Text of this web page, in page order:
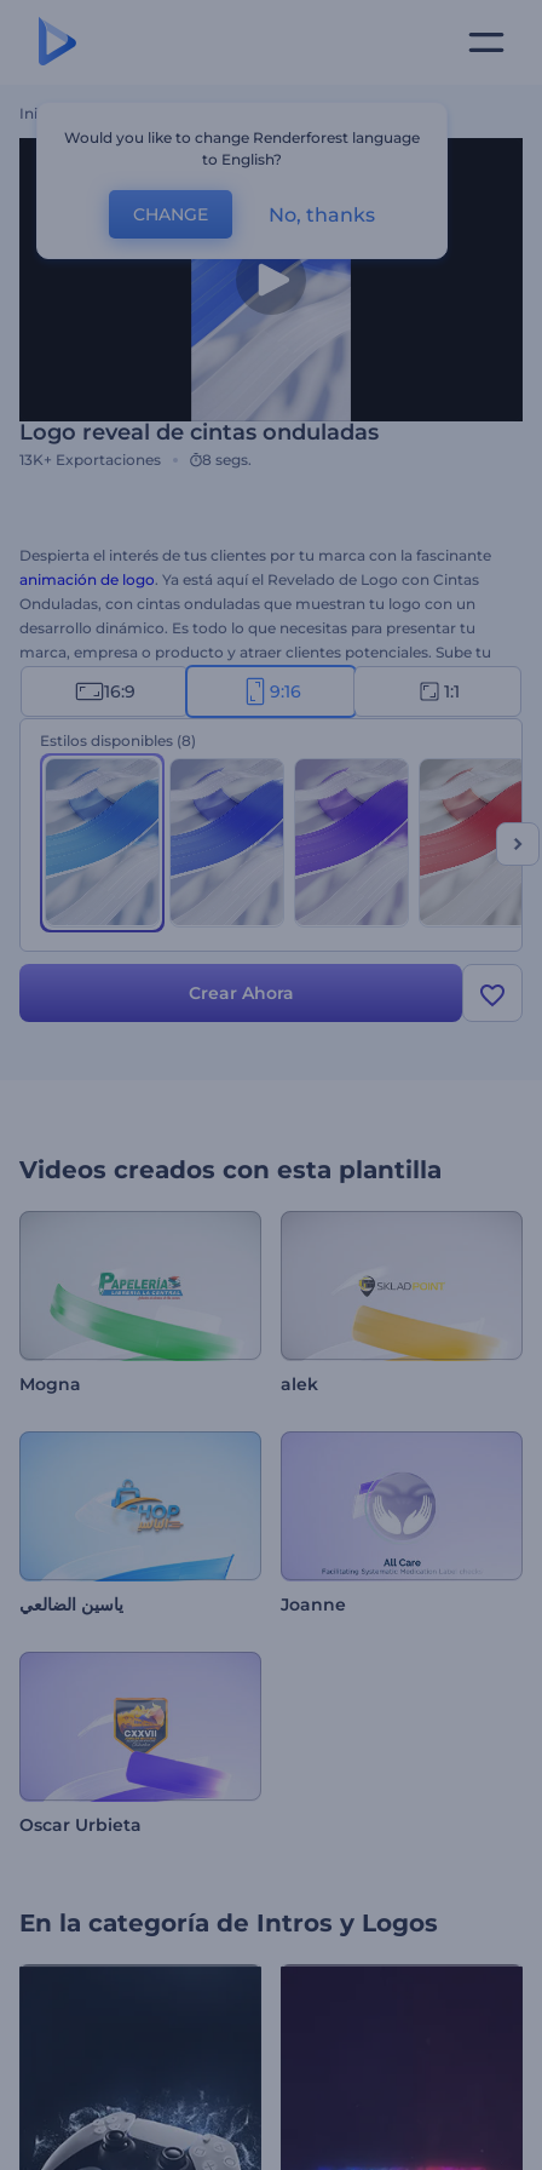
Inicio
Logo reveal de cintas onduladas
13K+ Exportaciones 8 segs.
Despierta el interés de tus clientes por tu marca con la fascinante
animación de logo. Ya está aquí el Revelado de Logo con Cintas
Onduladas, con cintas onduladas que muestran tu logo con un
desarrollo dinámico. Es todo lo que necesitas para presentar tu
marca, empresa o producto y atraer clientes potenciales. Sube tu
logo, escribe tu eslogan y espera unos minutos para obtener una
intro profesional. Ideal para promociones de marca, presentaciones
de nuevas empresas, presentaciones de productos y muchos más
proyectos. ¡Pruébalo ya!
16:9 9:16 1:1
Estilos disponibles (8)
Crear Ahora
Videos creados con esta plantilla
Mogna alek
ياسين الضالعي Joanne
Oscar Urbieta
En la categoría de Intros y Logos
Would you like to change Renderforest language
to English?
CHANGE No, thanks